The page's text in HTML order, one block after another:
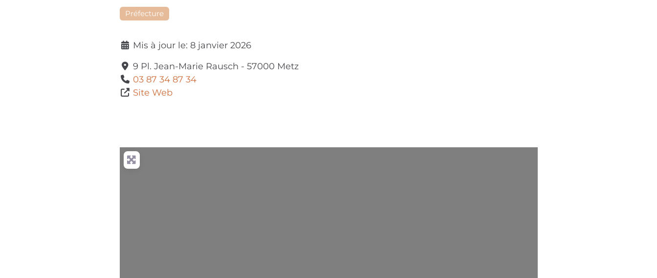
Préfecture
Mis à jour le: 8 janvier 2026
9 Pl. Jean-Marie Rausch - 57000 Metz
03 87 34 87 34
Site Web